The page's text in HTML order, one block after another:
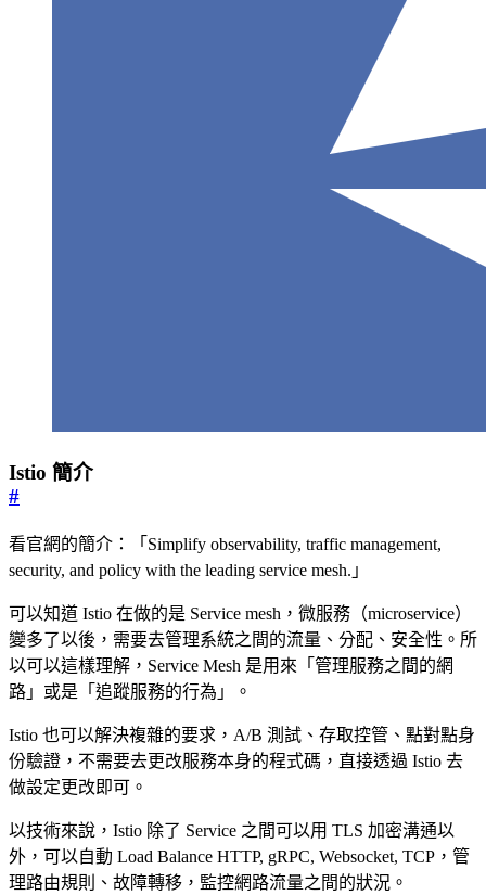
Istio 簡介
#
看官網的簡介：「Simplify observability, traffic management,
security, and policy with the leading service mesh.」
可以知道 Istio 在做的是 Service mesh，微服務（microservice）
變多了以後，需要去管理系統之間的流量、分配、安全性。所
以可以這樣理解，Service Mesh 是用來「管理服務之間的網
路」或是「追蹤服務的行為」。
Istio 也可以解決複雜的要求，A/B 測試、存取控管、點對點身
份驗證，不需要去更改服務本身的程式碼，直接透過 Istio 去
做設定更改即可。
以技術來說，Istio 除了 Service 之間可以用 TLS 加密溝通以
外，可以自動 Load Balance HTTP, gRPC, Websocket, TCP，管
理路由規則、故障轉移，監控網路流量之間的狀況。